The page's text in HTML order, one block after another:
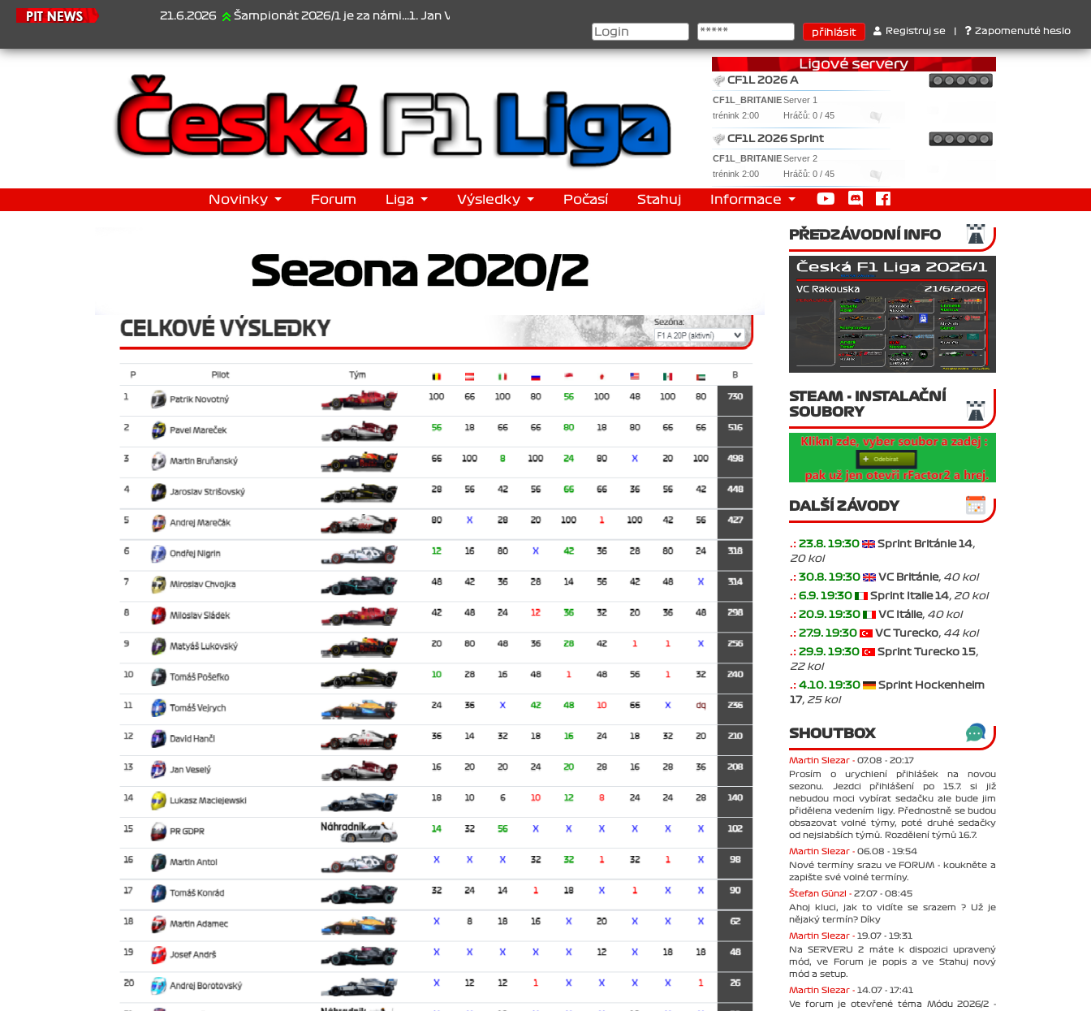
21.6.2026 Šampionát 2026/1 je za námi...1. Jan Veselý , 2. Jan Nováček , 3. Jakub Chmelík , Pohár konstruktérů : 1. Ferrari . 2. Williams , 3. RedBull ..... SprintCup - 1.
Registruj se Zapomenuté heslo
CF1L 2026 A
CF1L_BRITANIEServer 1
trénink 2:00
Hráčů: 0 / 45
CF1L 2026 Sprint
CF1L_BRITANIEServer 2
trénink 2:00
Hráčů: 0 / 45
Novinky Forum Liga Výsledky Počasí Stahuj Informace
PŘEDZÁVODNÍ INFO
STEAM - INSTALAČNÍ
SOUBORY
DALŠÍ ZÁVODY
.: 23.8. 19:30 Sprint Británie 14,
20 kol
.: 30.8. 19:30 VC Británie, 40 kol
.: 6.9. 19:30 Sprint Italie 14, 20 kol
.: 20.9. 19:30 VC Itálie, 40 kol
.: 27.9. 19:30 VC Turecko, 44 kol
.: 29.9. 19:30 Sprint Turecko 15,
22 kol
.: 4.10. 19:30
Sprint Hockenheim
17, 25 kol
SHOUTBOX
Martin Slezar - 07.08 - 20:17
Prosím o urychlení přihlášek na novou
sezonu. Jezdci přihlášení po 15.7. si již
nebudou moci vybírat sedačku ale bude jim
přidělena vedením ligy. Přednostně se budou
obsazovat volné týmy, poté druhé sedačky
od nejslabších týmů. Rozdělení týmů 16.7.
Martin Slezar - 06.08 - 19:54
Nové termíny srazu ve FORUM - koukněte a
zapište své volné termíny.
Štefan Günzl - 27.07 - 08:45
Ahoj kluci, jak to vidíte se srazem ? Už je
nějaký termín? Díky
Martin Slezar - 19.07 - 19:31
Na SERVERU 2 máte k dispozici upravený
mód, ve Forum je popis a ve Stahuj nový
mód a setup.
Martin Slezar - 14.07 - 17:41
Ve forum je otevřené téma Módu 2026/2 -